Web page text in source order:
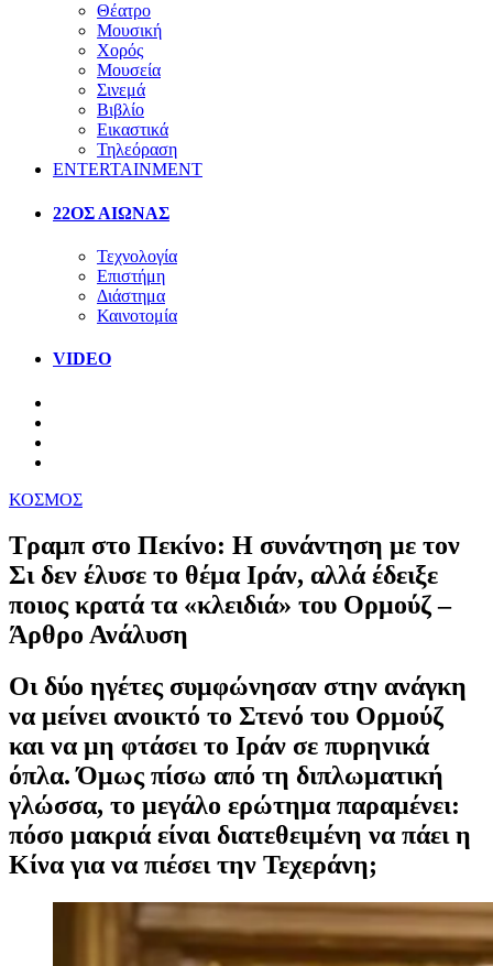
Θέατρο
Μουσική
Χορός
Μουσεία
Σινεμά
Βιβλίο
Εικαστικά
Τηλεόραση
ENTERTAINMENT
22ΟΣ ΑΙΩΝΑΣ
Τεχνολογία
Επιστήμη
Διάστημα
Καινοτομία
VIDEO
ΚΟΣΜΟΣ
Τραμπ στο Πεκίνο: Η συνάντηση με τον
Σι δεν έλυσε το θέμα Ιράν, αλλά έδειξε
ποιος κρατά τα «κλειδιά» του Ορμούζ –
Άρθρο Ανάλυση
Οι δύο ηγέτες συμφώνησαν στην ανάγκη
να μείνει ανοικτό το Στενό του Ορμούζ
και να μη φτάσει το Ιράν σε πυρηνικά
όπλα. Όμως πίσω από τη διπλωματική
γλώσσα, το μεγάλο ερώτημα παραμένει:
πόσο μακριά είναι διατεθειμένη να πάει η
Κίνα για να πιέσει την Τεχεράνη;